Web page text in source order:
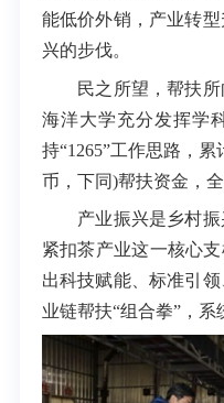
能低价外销，产业转
兴的步伐。
民之所望，帮扶所
海洋大学充分发挥学
持“1265”工作思路，
币，下同)帮扶资金，
产业振兴是乡村振
紧扣茶产业这一核心
出科技赋能、标准引
业链帮扶“组合拳”，系